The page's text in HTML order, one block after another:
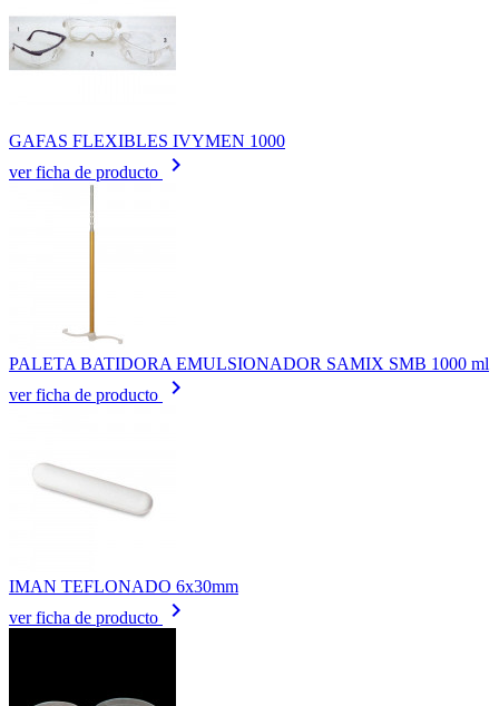
GAFAS FLEXIBLES IVYMEN 1000
ver ficha de producto
keyboard_arrow_right
PALETA BATIDORA EMULSIONADOR SAMIX SMB 1000 ml
ver ficha de producto
keyboard_arrow_right
IMAN TEFLONADO 6x30mm
ver ficha de producto
keyboard_arrow_right